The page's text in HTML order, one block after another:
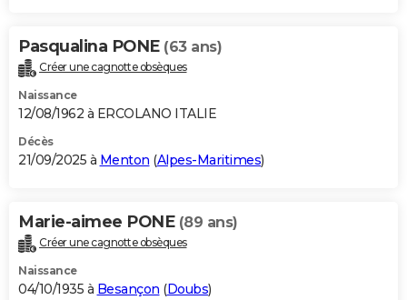
Bricolage
Lifestyle
Culture
Sport
Auto
Television
Voyage
Cinema
Pasqualina PONE (63 ans)
Créer une cagnotte obsèques
Naissance
12/08/1962 à ERCOLANO ITALIE
Décès
21/09/2025 à Menton (Alpes-Maritimes)
Marie-aimee PONE (89 ans)
Créer une cagnotte obsèques
Naissance
04/10/1935 à Besançon (Doubs)